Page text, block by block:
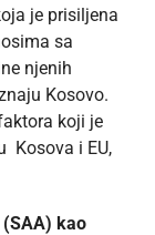
je prisiljena
sa
njenih
Kosovo.
koji je
Kosova i EU,
kao